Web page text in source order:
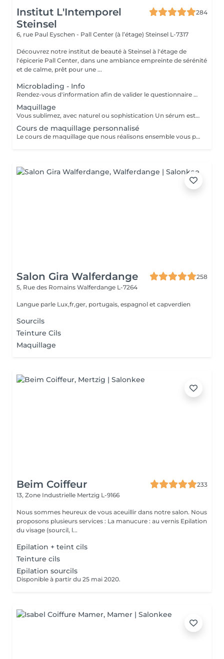
Institut L'Intemporel
Steinsel
284
6, rue Paul Eyschen - Pall Center (à l’étage) Steinsel L-7317
Découvrez notre institut de beauté à Steinsel à l'étage de
l'épicerie Pall Center, dans une ambiance empreinte de sérénité
et de calme, prêt pour une ...
Microblading - Info
Rendez-vous d'information afin de valider le questionnaire médical et les contre-indications, validation de la couleur et de la forme des sourcils, réponses aux éventuelles interrogations. L'acompte sera restitué entièrement lors de votre venue, si vous n'annulez pas il sera conservé.
Maquillage
Vous sublimez, avec naturel ou sophistication Un sérum est appliqué avant le maquillage afin de fixer celui ci Possibilité d'ajouter avant le maquillage de la radio fréquence qui va lisser et défatiguer vos traits pour un rendu encore plus lumineux
Cours de maquillage personnalisé
Le cours de maquillage que nous réalisons ensemble vous permet d'apprendre à réaliser un maquillage complet, naturel ou plus sophistiqué au gré de vos envies et de votre style. Nous essayerons de répondre à toutes vos questions et partagerons nos petits tips de pro ;-)
Salon Gira Walferdange
258
5, Rue des Romains Walferdange L-7264
Langue parle Lux,fr,ger, portugais, espagnol et capverdien
Sourcils
Teinture Cils
Maquillage
Beim Coiffeur
233
13, Zone Industrielle Mertzig L-9166
Nous sommes heureux de vous aceuillir dans notre salon. Nous
proposons plusieurs services : La manucure : au vernis Epilation
du visage (sourcil, l...
Epilation + teint cils
Teinture cils
Epilation sourcils
Disponible à partir du 25 mai 2020.